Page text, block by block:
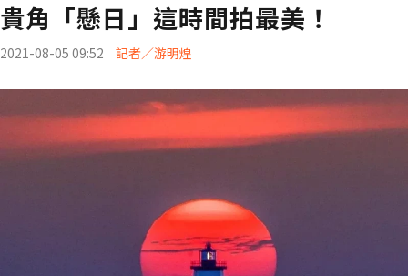
貴角「懸日」這時間拍最美！
2021-08-05 09:52 記者／游明煌